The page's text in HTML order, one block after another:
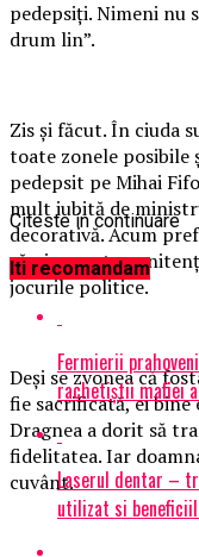
pedepsiţi. Nimeni nu
drum lin”.
Zis şi făcut. În ciuda
toate zonele posibile
pedepsit pe Mihai
mult iubită de
decorativă. Acum
să-şi execute
jocurile politice.
Deşi se zvonea că
fie sacrificată, ei
Dragnea a dorit să
fidelitatea. Iar
cuvânt.
Citeste in continuare
Iti recomandam
Fermierii
rachetiștii mafiei
Laserul dentar –
utilizat si